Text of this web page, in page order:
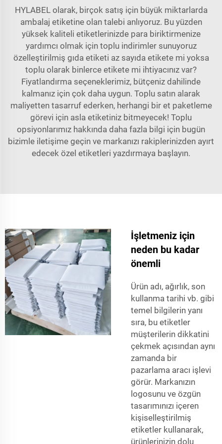
HYLABEL olarak, birçok satış için büyük miktarlarda
ambalaj etiketine olan talebi anlıyoruz. Bu yüzden
yüksek kaliteli etiketlerinizde para biriktirmenize
yardımcı olmak için toplu indirimler sunuyoruz
özelleştirilmiş gıda etiketi az sayıda etikete mi yoksa
toplu olarak binlerce etikete mi ihtiyacınız var?
Fiyatlandırma seçeneklerimiz, bütçeniz dahilinde
kalmanız için çok daha uygun. Toplu satın alarak
maliyetten tasarruf ederken, herhangi bir et paketleme
görevi için asla etiketiniz bitmeyecek! Toplu
opsiyonlarımız hakkında daha fazla bilgi için bugün
bizimle iletişime geçin ve markanızı rakiplerinizden ayırt
edecek özel etiketleri yazdırmaya başlayın.
İşletmeniz için
neden bu kadar
önemli
Ürün adı, ağırlık, son
kullanma tarihi vb. gibi
temel bilgilerin yanı
sıra, bu etiketler
müşterilerin dikkatini
çekmek açısından aynı
zamanda bir
pazarlama aracı işlevi
görür. Markanızın
logosunu ve özgün
tasarımınızı içeren
kişiselleştirilmiş
etiketler kullanarak,
ürünlerinizin dolu